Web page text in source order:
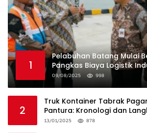
1
Pelabuhan Batang Mulai
Pangkas Biaya Logistik
09/08/2025 998
2
Truk Kontainer Tabrak
Pantura: Kronologi dan
13/01/2025 878